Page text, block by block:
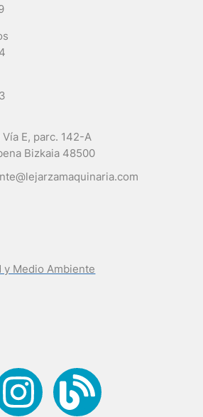
E, parc. 142-A
Bizkaia 48500
y Medio Ambiente